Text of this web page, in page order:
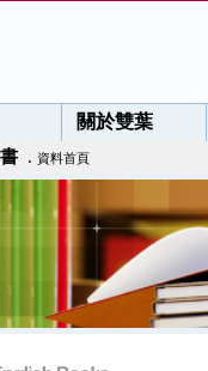
關於雙葉
. 資料首頁